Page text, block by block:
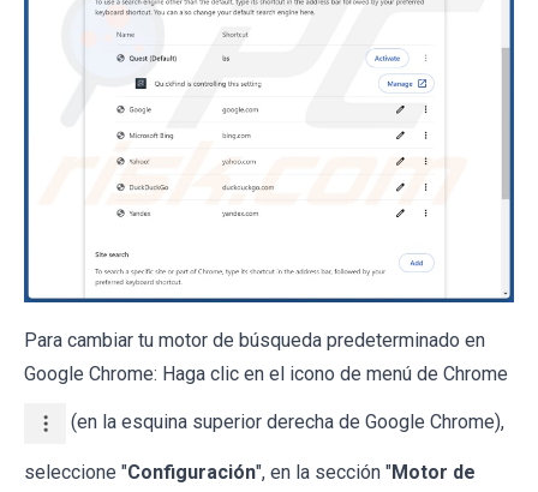
Para cambiar tu motor de búsqueda predeterminado en
Google Chrome: Haga clic en el icono de menú de Chrome
(en la esquina superior derecha de Google Chrome),
seleccione "Configuración", en la sección "Motor de